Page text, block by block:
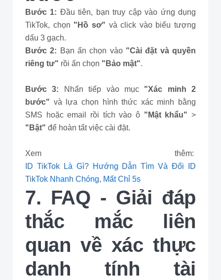
Bước 1: Đầu tiên, bạn truy cập vào ứng dụng
TikTok, chọn "Hồ sơ" và click vào biểu tượng
dấu 3 gạch.
Bước 2: Bạn ấn chọn vào "Cài đặt và quyền
riêng tư" rồi ấn chọn "Bảo mật".
Bước 3: Nhấn tiếp vào mục "Xác minh 2
bước" và lựa chọn hình thức xác minh bằng
SMS hoặc email rồi tích vào ô "Mật khẩu" >
"Bật" để hoàn tất việc cài đặt.
Xem thêm:
ID TikTok Là Gì? Hướng Dẫn Tìm Và Đổi ID
TikTok Nhanh Chóng, Mất Chỉ 5s
7. FAQ - Giải đáp
thắc mắc liên
quan về xác thực
danh tính tài